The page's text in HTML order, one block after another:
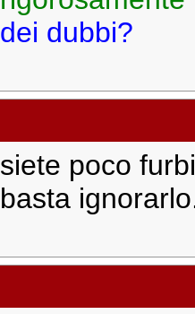
dei dubbi?
siete poco
basta